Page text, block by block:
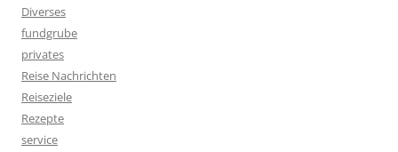
Diverses
fundgrube
privates
Reise Nachrichten
Reiseziele
Rezepte
service